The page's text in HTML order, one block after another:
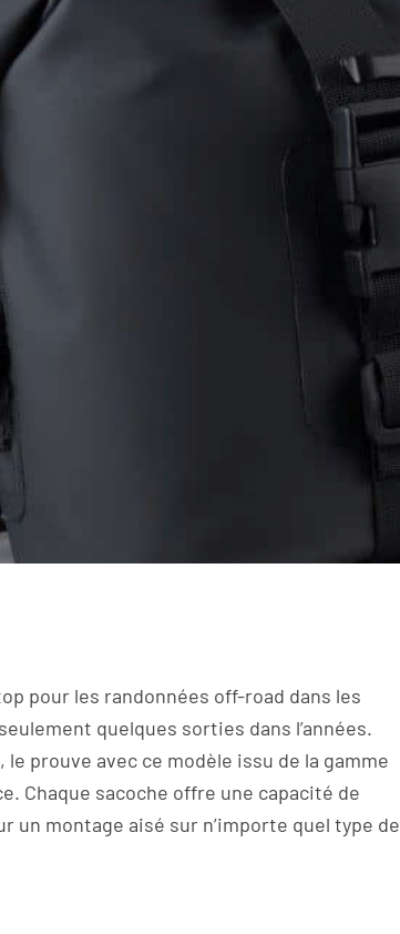
pour les randonnées off-road dans les
quelques sorties dans l’années.
prouve avec ce modèle issu de la gamme
Chaque sacoche offre une capacité de
un montage aisé sur n’importe quel type de